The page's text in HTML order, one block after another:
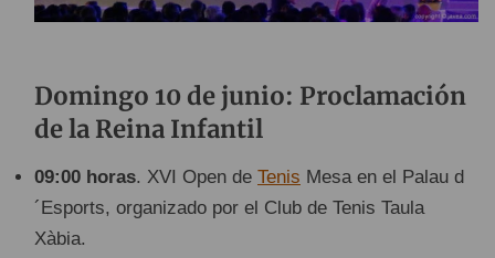
Domingo 10 de junio: Proclamación
de la Reina Infantil
09:00 horas. XVI Open de Tenis Mesa en el Palau d
´Esports, organizado por el Club de Tenis Taula
Xàbia.